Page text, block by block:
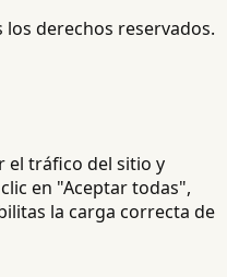
los derechos reservados.
el tráfico del sitio y
en "Aceptar todas",
la carga correcta de